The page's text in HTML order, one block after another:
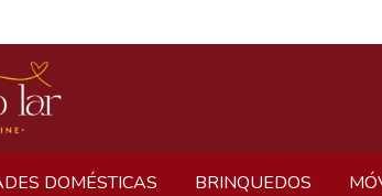
DOMÉSTICAS BRINQUEDOS